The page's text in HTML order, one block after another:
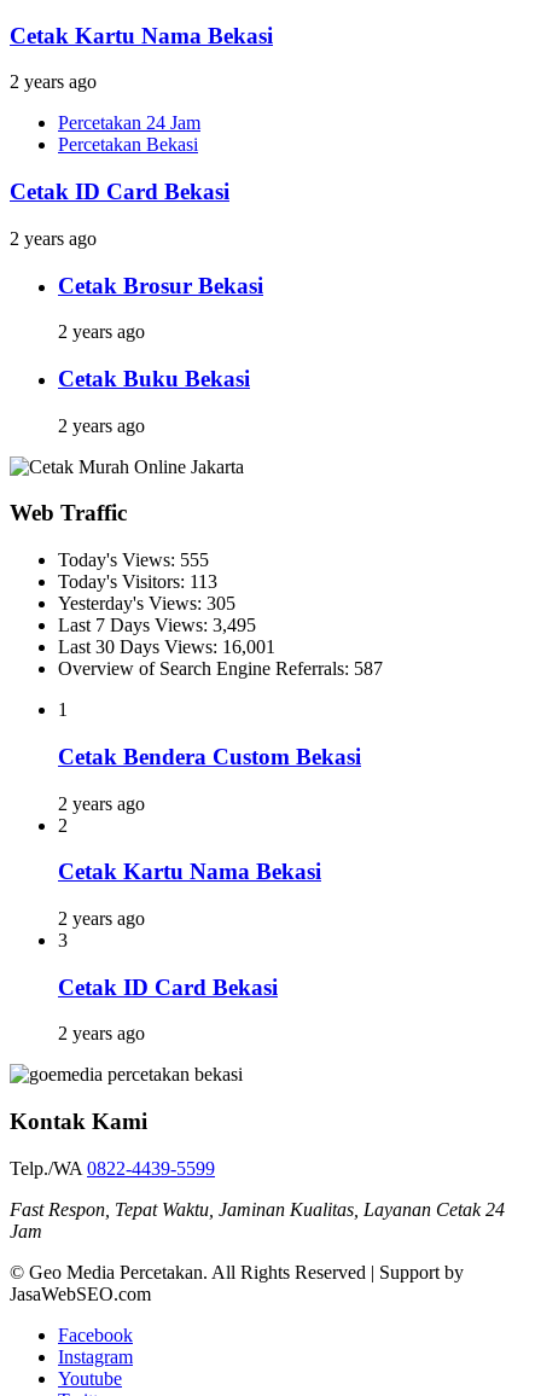
Cetak Kartu Nama Bekasi
2 years ago
Percetakan 24 Jam
Percetakan Bekasi
Cetak ID Card Bekasi
2 years ago
Cetak Brosur Bekasi
2 years ago
Cetak Buku Bekasi
2 years ago
Web Traffic
Today's Views: 555
Today's Visitors: 113
Yesterday's Views: 305
Last 7 Days Views: 3,495
Last 30 Days Views: 16,001
Overview of Search Engine Referrals: 587
1
Cetak Bendera Custom Bekasi
2 years ago
2
Cetak Kartu Nama Bekasi
2 years ago
3
Cetak ID Card Bekasi
2 years ago
Kontak Kami
Telp./WA 0822-4439-5599
Fast Respon, Tepat Waktu, Jaminan Kualitas, Layanan Cetak 24
Jam
© Geo Media Percetakan. All Rights Reserved | Support by
JasaWebSEO.com
Facebook
Instagram
Youtube